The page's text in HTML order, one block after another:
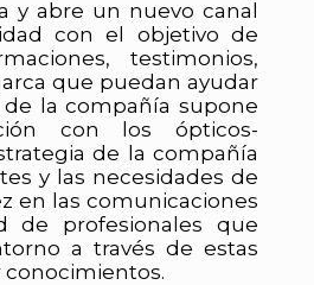
y abre un nuevo canal
con el objetivo de
testimonios,
que puedan ayudar
la compañía supone
con los ópticos-
de la compañía
y las necesidades de
en las comunicaciones
profesionales que
a través de estas
conocimientos.